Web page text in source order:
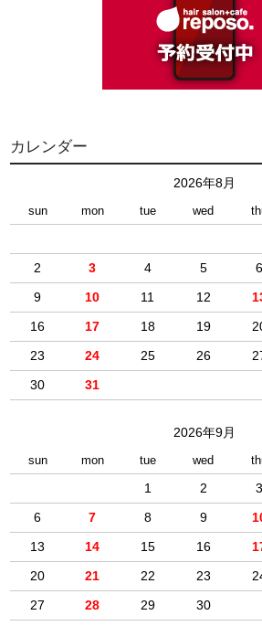
カレンダー
2026年8月
sun mon tue wed
2
3 4 5 6
9
10 11 12
16
17 18 19
23
24 25 26
30
31
2026年9月
sun mon tue wed
1 2 3
6
7 8 9
13
14 15 16
20
21 22 23
27
28 29 30